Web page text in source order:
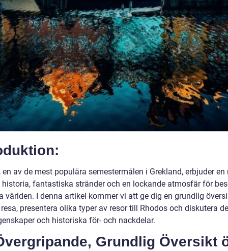
en av de mest populära semestermålen i Grekland, erbjuder en
fantastiska stränder och en lockande atmosfär för
världen. I denna artikel kommer vi att ge dig en grundlig
presentera olika typer av resor till Rhodos och diskutera
och historiska för- och nackdelar.
Grundlig Översikt